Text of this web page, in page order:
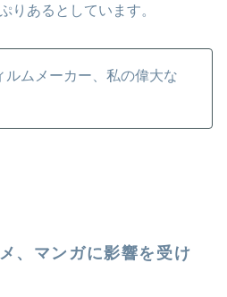
りあるとしています。
ルムメーカー、私の偉大な
、マンガに影響を受け